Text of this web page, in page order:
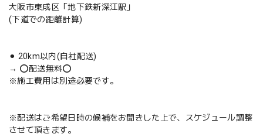
大阪市東成区「地下鉄新深江駅」
(下道での距離計算)
⚫︎ 20km以内(自社配送)
→ ⭕️配送無料⭕️
※施工費用は別途必要です。
※配送はご希望日時の候補をお聞きした上で、スケジュール調整
させて頂きます。